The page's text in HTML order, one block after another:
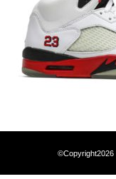
©Copyright2026